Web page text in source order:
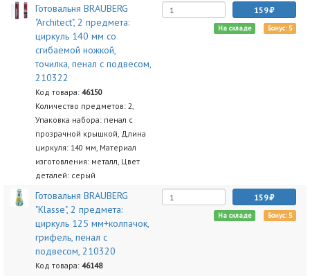
Готовальня BRAUBERG
"Architect", 2 предмета:
циркуль 140 мм со
сгибаемой ножкой,
точилка, пенал с подвесом,
210322
Код товара: 46150
Количество предметов: 2,
Упаковка набора: пенал с
прозрачной крышкой, Длина
циркуля: 140 мм, Материал
изготовления: металл, Цвет
деталей: серый
159
На складе Бонус: 5
Готовальня BRAUBERG
"Klasse", 2 предмета:
циркуль 125 мм+колпачок,
грифель, пенал с
подвесом, 210320
Код товара: 46148
159
На складе Бонус: 5